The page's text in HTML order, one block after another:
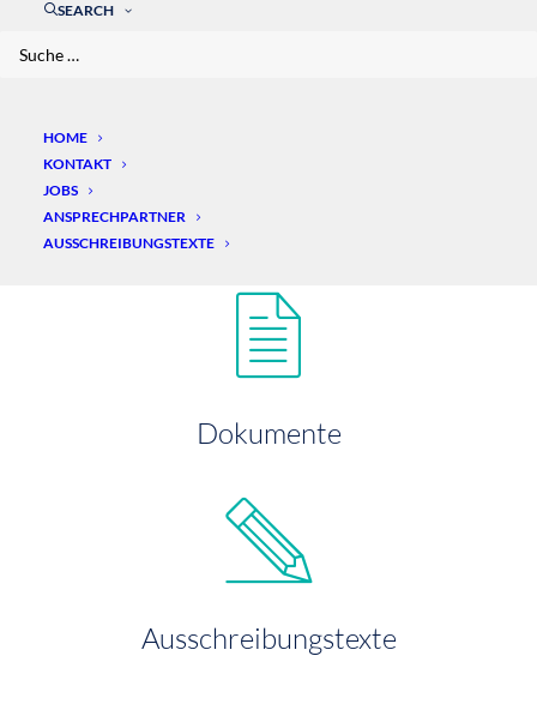
SEARCH
HOME
KONTAKT
JOBS
ANSPRECHPARTNER
AUSSCHREIBUNGSTEXTE
Dokumente
Ausschreibungstexte